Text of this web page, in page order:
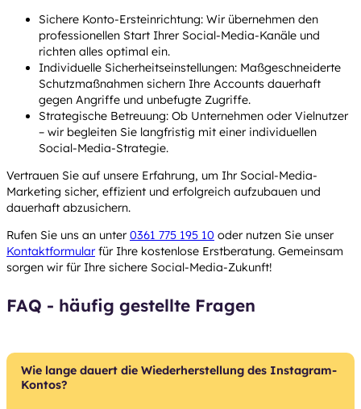
Sichere Konto-Ersteinrichtung: Wir übernehmen den
professionellen Start Ihrer Social-Media-Kanäle und
richten alles optimal ein.
Individuelle Sicherheitseinstellungen: Maßgeschneiderte
Schutzmaßnahmen sichern Ihre Accounts dauerhaft
gegen Angriffe und unbefugte Zugriffe.
Strategische Betreuung: Ob Unternehmen oder Vielnutzer
– wir begleiten Sie langfristig mit einer individuellen
Social-Media-Strategie.
Vertrauen Sie auf unsere Erfahrung, um Ihr Social-Media-
Marketing sicher, effizient und erfolgreich aufzubauen und
dauerhaft abzusichern.
Rufen Sie uns an unter0361 775 195 10 oder nutzen Sie unser
Kontaktformularfür Ihre kostenlose Erstberatung. Gemeinsam
sorgen wir für Ihre sichere Social-Media-Zukunft!
FAQ - häufig gestellte Fragen
Wie lange dauert die Wiederherstellung des Instagram-
Kontos?